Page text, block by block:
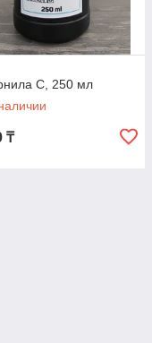
C, 250 мл
₸